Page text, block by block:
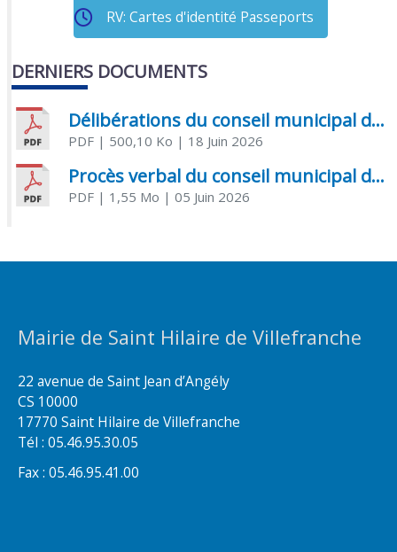
RV: Cartes d'identité Passeports
DERNIERS DOCUMENTS
Délibérations du conseil municipal du 18 juin 2026
PDF| 500,10 Ko | 18 Juin 2026
Procès verbal du conseil municipal du 05 juin 2026
PDF| 1,55 Mo | 05 Juin 2026
Mairie de Saint Hilaire de Villefranche
22 avenue de Saint Jean d’Angély
CS 10000
17770 Saint Hilaire de Villefranche
Tél : 05.46.95.30.05
Fax : 05.46.95.41.00